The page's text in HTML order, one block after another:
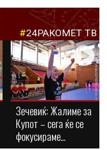
#24РАКОМЕТ ТВ
Зечевиќ: Жалиме за
Купот – сега ќе се
фокусираме...